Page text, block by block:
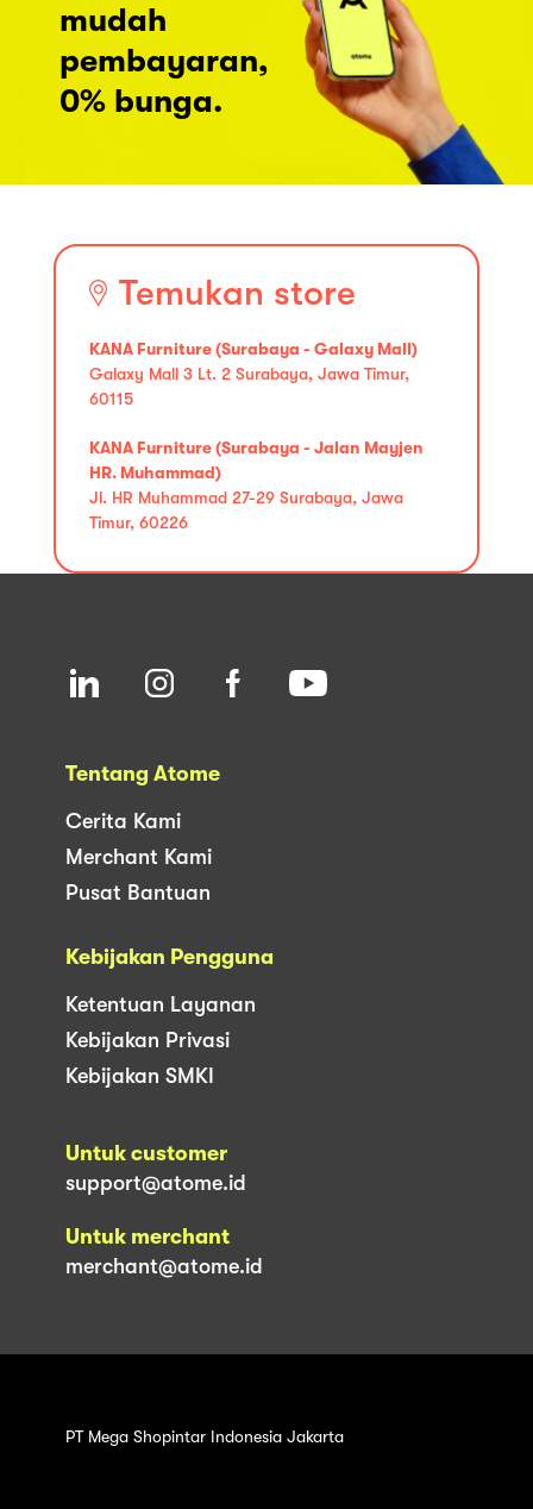
mudah
pembayaran,
0% bunga.
Temukan store
KANA Furniture (Surabaya - Galaxy Mall)
Galaxy Mall 3 Lt. 2 Surabaya, Jawa Timur,
60115
KANA Furniture (Surabaya - Jalan Mayjen
HR. Muhammad)
Jl. HR Muhammad 27-29 Surabaya, Jawa
Timur, 60226
Tentang Atome
Cerita Kami
Merchant Kami
Pusat Bantuan
Kebijakan Pengguna
Ketentuan Layanan
Kebijakan Privasi
Kebijakan SMKI
Untuk customer
support@atome.id
Untuk merchant
merchant@atome.id
PT Mega Shopintar Indonesia Jakarta